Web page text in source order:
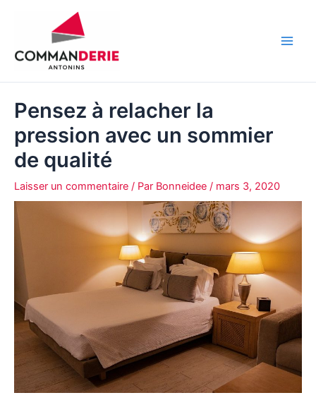
Pensez à relacher la
pression avec un sommier
de qualité
Laisser un commentaire / Par Bonneidee / mars 3, 2020